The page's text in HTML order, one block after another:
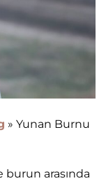
» Yunan Burnu
burun arasında